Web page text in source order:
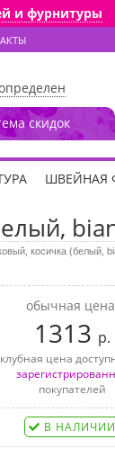
и фурнитуры
скидок
ШВЕЙНАЯ
косичка (белый,
обычная
1313 р.
клубная цена
покупателей
В НАЛИЧИИ